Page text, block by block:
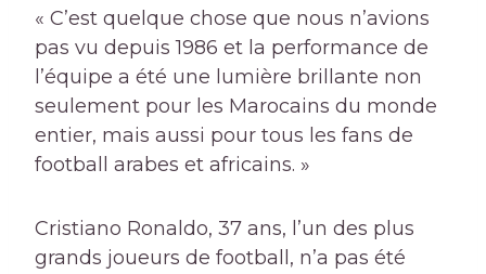
« C’est quelque chose que nous n’avions
pas vu depuis 1986 et la performance de
l’équipe a été une lumière brillante non
seulement pour les Marocains du monde
entier, mais aussi pour tous les fans de
football arabes et africains. »
Cristiano Ronaldo, 37 ans, l’un des plus
grands joueurs de football, n’a pas été